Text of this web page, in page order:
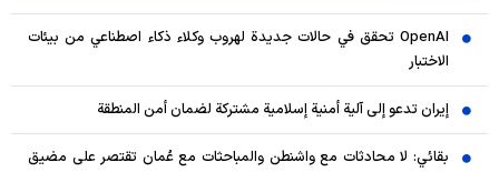
OpenAI تحقق في حالات جديدة لهروب وكلاء ذكاء اصطناعي من بيئات
الاختبار
إيران تدعو إلى آلية أمنية إسلامية مشتركة لضمان أمن المنطقة
بقائي: لا محادثات مع واشنطن والمباحثات مع عُمان تقتصر على مضيق